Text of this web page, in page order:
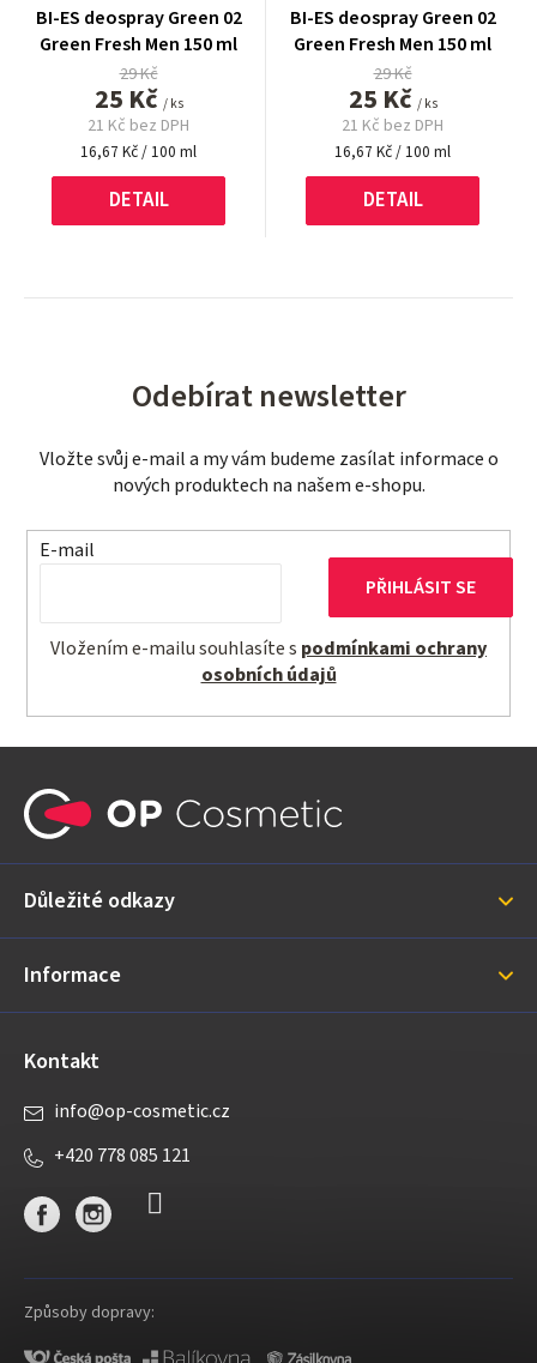
BI-ES deospray Green 02
Green Fresh Men 150 ml
29 Kč
25 Kč / ks
21 Kč bez DPH
Měrná
cena:
16,67 Kč / 100 ml
DETAIL
BI-ES deospray Green 02
Green Fresh Men 150 ml
29 Kč
25 Kč / ks
21 Kč bez DPH
Měrná
cena:
16,67 Kč / 100 ml
DETAIL
Odebírat newsletter
Vložte svůj e-mail a my vám budeme zasílat informace o
nových produktech na našem e-shopu.
E-mail
Vložením e-mailu souhlasíte s podmínkami ochrany
osobních údajů
PŘIHLÁSIT SE
a
í
Důležité odkazy
Informace
Kontakt
info@op-cosmetic.cz
+420 778 085 121
Způsoby dopravy: